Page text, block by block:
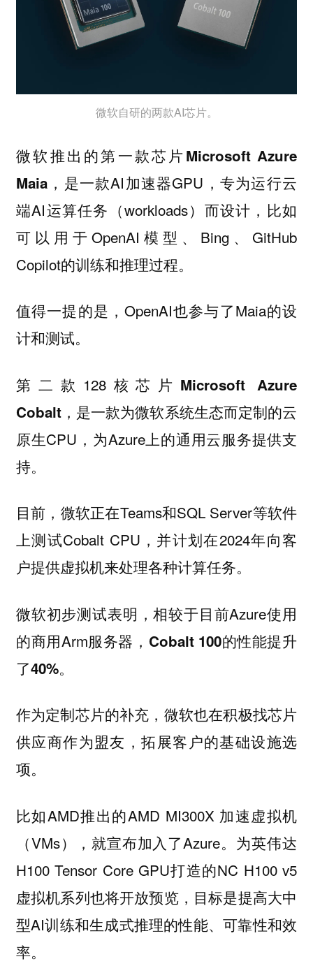
微软自研的两款AI芯片。
微软推出的第一款芯片Microsoft Azure
Maia，是一款AI加速器GPU，专为运行云
端AI运算任务（workloads）而设计，比如
可以用于OpenAI模型、Bing、GitHub
Copilot的训练和推理过程。
值得一提的是，OpenAI也参与了Maia的设
计和测试。
第二款128核芯片 Microsoft Azure
Cobalt，是一款为微软系统生态而定制的云
原生CPU，为Azure上的通用云服务提供支
持。
目前，微软正在Teams和SQL Server等软件
上测试Cobalt CPU，并计划在2024年向客
户提供虚拟机来处理各种计算任务。
微软初步测试表明，相较于目前Azure使用
的商用Arm服务器， Cobalt 100的性能提升
了40%。
作为定制芯片的补充，微软也在积极找芯片
供应商作为盟友，拓展客户的基础设施选
项。
比如AMD推出的AMD MI300X 加速虚拟机
（VMs），就宣布加入了Azure。为英伟达
H100 Tensor Core GPU打造的NC H100 v5
虚拟机系列也将开放预览，目标是提高大中
型AI训练和生成式推理的性能、可靠性和效
率。